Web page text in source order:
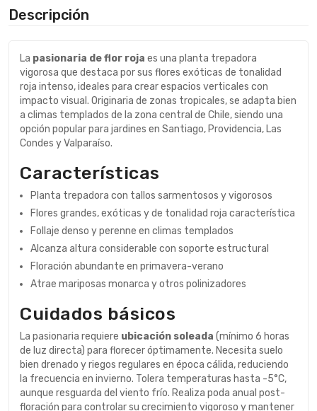
Descripción
La pasionaria de flor roja es una planta trepadora
vigorosa que destaca por sus flores exóticas de tonalidad
roja intenso, ideales para crear espacios verticales con
impacto visual. Originaria de zonas tropicales, se adapta bien
a climas templados de la zona central de Chile, siendo una
opción popular para jardines en Santiago, Providencia, Las
Condes y Valparaíso.
Características
Planta trepadora con tallos sarmentosos y vigorosos
Flores grandes, exóticas y de tonalidad roja característica
Follaje denso y perenne en climas templados
Alcanza altura considerable con soporte estructural
Floración abundante en primavera-verano
Atrae mariposas monarca y otros polinizadores
Cuidados básicos
La pasionaria requiere ubicación soleada (mínimo 6 horas
de luz directa) para florecer óptimamente. Necesita suelo
bien drenado y riegos regulares en época cálida, reduciendo
la frecuencia en invierno. Tolera temperaturas hasta -5°C,
aunque resguarda del viento frío. Realiza poda anual post-
floración para controlar su crecimiento vigoroso y mantener